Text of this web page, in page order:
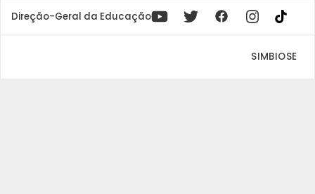
Direção-Geral da Educação
SIMBIOSE
Youtube
X
Facebook
Instagram